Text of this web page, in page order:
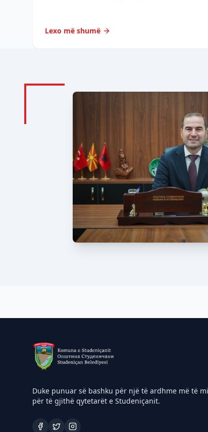
Lexo më shumë
Duke punuar së bashku për një të ardhme më të
për të gjithë qytetarët e Studeniçanit.